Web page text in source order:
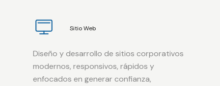
Sitio Web
Diseño y desarrollo de sitios corporativos
modernos, responsivos, rápidos y
enfocados en generar confianza,